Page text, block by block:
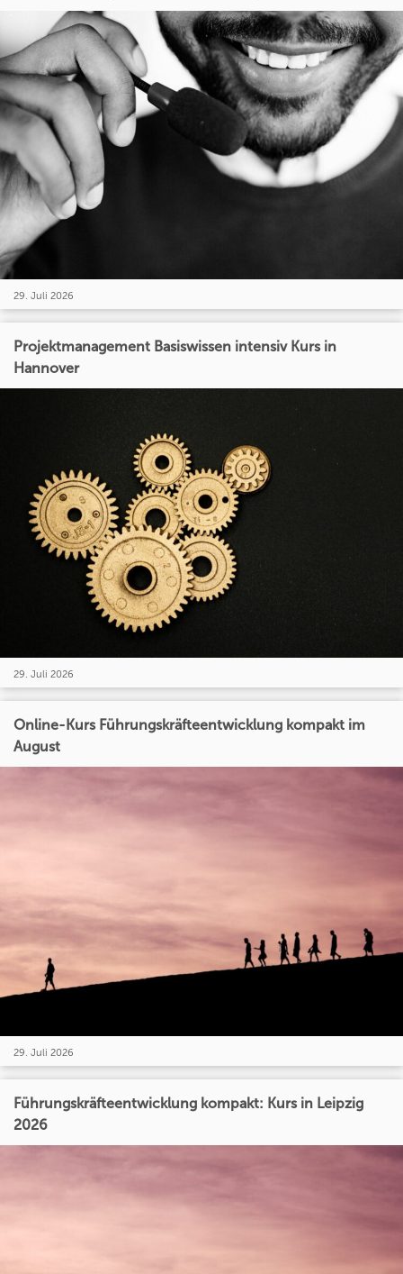
29. Juli 2026
Projektmanagement Basiswissen intensiv Kurs in
Hannover
29. Juli 2026
Online-Kurs Führungskräfteentwicklung kompakt im
August
29. Juli 2026
Führungskräfteentwicklung kompakt: Kurs in Leipzig
2026